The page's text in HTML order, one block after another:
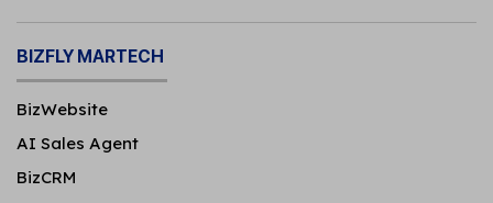
BIZFLY MARTECH
BizWebsite
AI Sales Agent
BizCRM